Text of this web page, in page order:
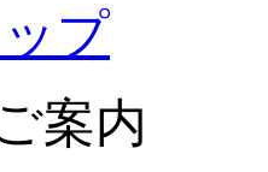
プ
案内